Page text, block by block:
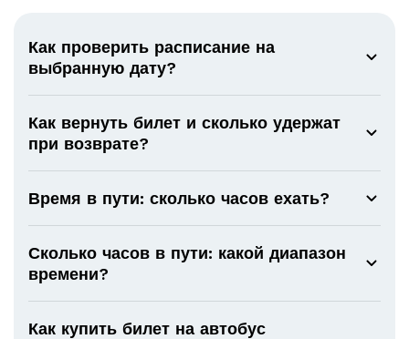
Как проверить расписание на
выбранную дату?
Как вернуть билет и сколько удержат
при возврате?
Время в пути: сколько часов ехать?
Сколько часов в пути: какой диапазон
времени?
Как купить билет на автобус